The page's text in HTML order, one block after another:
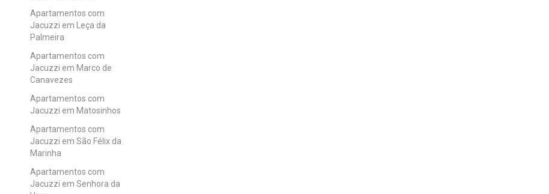
Apartamentos com
Jacuzzi em Leça da
Palmeira
Apartamentos com
Jacuzzi em Marco de
Canavezes
Apartamentos com
Jacuzzi em Matosinhos
Apartamentos com
Jacuzzi em São Félix da
Marinha
Apartamentos com
Jacuzzi em Senhora da